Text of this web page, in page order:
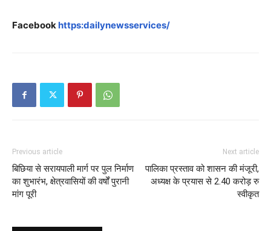
Facebook https:dailynewsservices/
Previous article
बिछिया से सरायपाली मार्ग पर पुल निर्माण
का शुभारंभ, क्षेत्रवासियों की वर्षों पुरानी
मांग पूरी
Next article
पालिका प्रस्ताव को शासन की मंजूरी,
अध्यक्ष के प्रयास से 2.40 करोड़ रु
स्वीकृत